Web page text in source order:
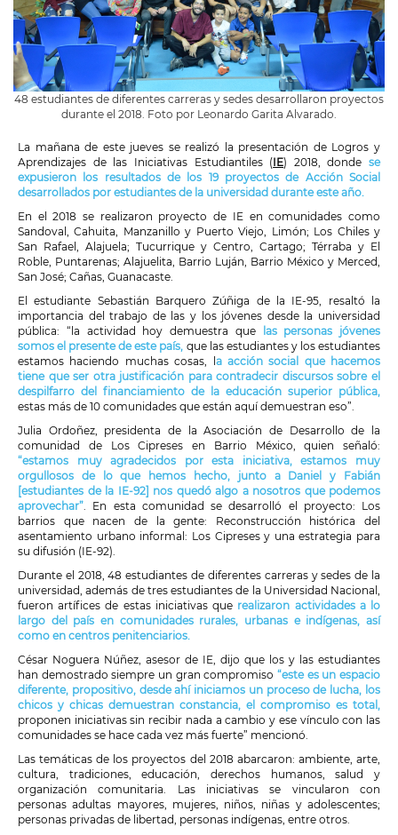
48 estudiantes de diferentes carreras y sedes desarrollaron proyectos
durante el 2018. Foto por Leonardo Garita Alvarado.
La mañana de este jueves se realizó la presentación de Logros y
Aprendizajes de las Iniciativas Estudiantiles (IE) 2018, donde se
expusieron los resultados de los 19 proyectos de Acción Social
desarrollados por estudiantes de la universidad durante este año.
En el 2018 se realizaron proyecto de IE en comunidades como
Sandoval, Cahuita, Manzanillo y Puerto Viejo, Limón; Los Chiles y
San Rafael, Alajuela; Tucurrique y Centro, Cartago; Térraba y El
Roble, Puntarenas; Alajuelita, Barrio Luján, Barrio México y Merced,
San José; Cañas, Guanacaste.
El estudiante Sebastián Barquero Zúñiga de la IE-95, resaltó la
importancia del trabajo de las y los jóvenes desde la universidad
pública: “la actividad hoy demuestra quelas personas jóvenes
somos el presente de este país, que las estudiantes y los estudiantes
estamos haciendo muchas cosas, la acción social que hacemos
tiene que ser otra justificación para contradecir discursos sobre el
despilfarro del financiamiento de la educación superior pública,
estas más de 10 comunidades que están aquí demuestran eso”.
Julia Ordoñez, presidenta de la Asociación de Desarrollo de la
comunidad de Los Cipreses en Barrio México, quien señaló:
“estamos muy agradecidos por esta iniciativa, estamos muy
orgullosos de lo que hemos hecho, junto a Daniel y Fabián
[estudiantes de la IE-92] nos quedó algo a nosotros que podemos
aprovechar” . En esta comunidad se desarrolló el proyecto: Los
barrios que nacen de la gente: Reconstrucción histórica del
asentamiento urbano informal: Los Cipreses y una estrategia para
su difusión (IE-92).
Durante el 2018, 48 estudiantes de diferentes carreras y sedes de la
universidad, además de tres estudiantes de la Universidad Nacional,
fueron artífices de estas iniciativas que realizaron actividades a lo
largo del país en comunidades rurales, urbanas e indígenas, así
como en centros penitenciarios.
César Noguera Núñez, asesor de IE, dijo que los y las estudiantes
han demostrado siempre un gran compromiso “este es un espacio
diferente, propositivo, desde ahí iniciamos un proceso de lucha, los
chicos y chicas demuestran constancia, el compromiso es total,
proponen iniciativas sin recibir nada a cambio y ese vínculo con las
comunidades se hace cada vez más fuerte” mencionó.
Las temáticas de los proyectos del 2018 abarcaron: ambiente, arte,
cultura, tradiciones, educación, derechos humanos, salud y
organización comunitaria. Las iniciativas se vincularon con
personas adultas mayores, mujeres, niños, niñas y adolescentes;
personas privadas de libertad, personas indígenas, entre otros.